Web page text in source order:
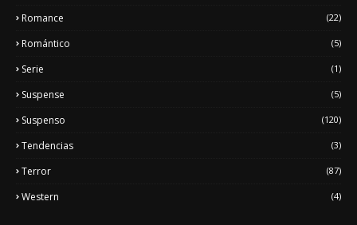
Romance (22)
Romántico (5)
Serie (1)
Suspense (5)
Suspenso (120)
Tendencias (3)
Terror (87)
Western (4)